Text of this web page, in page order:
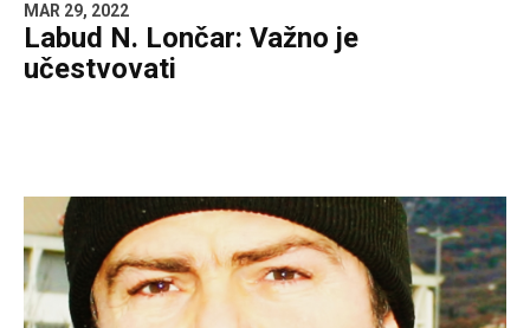
MAR 29, 2022
Labud N. Lončar: Važno je
učestvovati